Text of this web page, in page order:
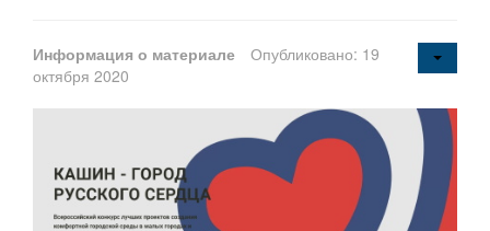
Информация о материале
Опубликовано: 19
октября 2020